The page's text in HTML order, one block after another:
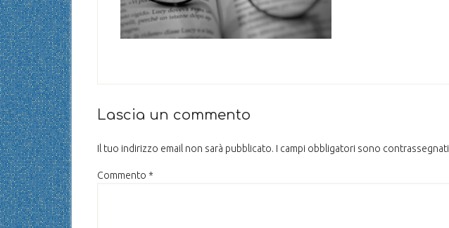
Lascia un commento
Il tuo indirizzo email non sarà pubblicato. I campi obbligatori sono contrassegnati
Commento *